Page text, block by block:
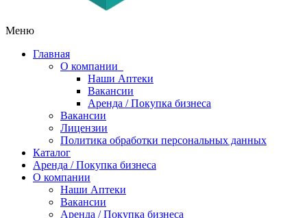
Меню
Главная
О компании
Наши Аптеки
Вакансии
Аренда / Покупка бизнеса
Вакансии
Лицензии
Политика обработки персональных данных
Каталог
Аренда / Покупка бизнеса
О компании
Наши Аптеки
Вакансии
Аренда / Покупка бизнеса